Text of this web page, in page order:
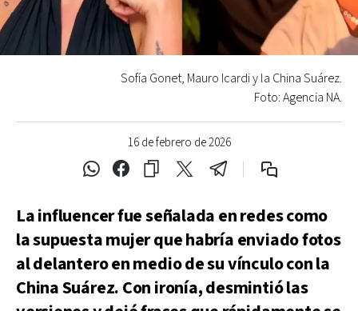
16 de febrero de 2026
Sofía Gonet, Mauro Icardi y la China Suárez.
Foto: Agencia NA.
La influencer fue señalada en redes como
la supuesta mujer que habría enviado fotos
al delantero en medio de su vínculo con la
China Suárez. Con ironía, desmintió las